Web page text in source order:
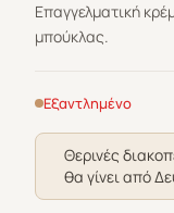
Επαγγελματική
μπούκλας.
Εξαντλημένο
Θερινές
θα γίνει από